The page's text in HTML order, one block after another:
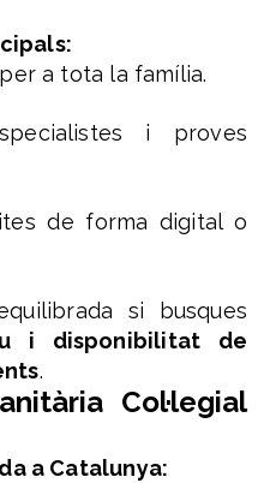
a tota la família.
i proves
de forma digital o
si busques
i disponibilitat de
.
Col·legial
a Catalunya: